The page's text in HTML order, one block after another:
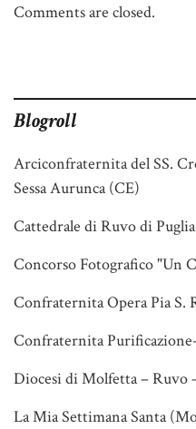
Comments are closed.
Blogroll
Arciconfraternita del SS.
Sessa Aurunca (CE)
Cattedrale di Ruvo di Puglia
Concorso Fotografico "Un
Confraternita Opera Pia S.
Confraternita
Diocesi di Molfetta – Ruvo
La Mia Settimana Santa